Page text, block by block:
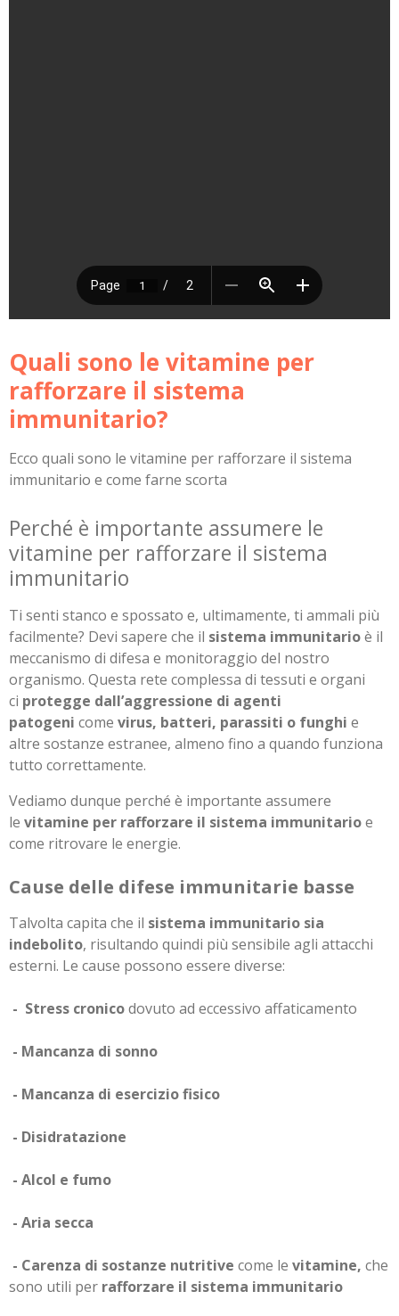
Quali sono le vitamine per
rafforzare il sistema
immunitario?
Ecco quali sono le vitamine per rafforzare il sistema
immunitario e come farne scorta
Perché è importante assumere le
vitamine per rafforzare il sistema
immunitario
Ti senti stanco e spossato e, ultimamente, ti ammali più
facilmente? Devi sapere che il sistema immunitarioè il
meccanismo di difesa e monitoraggio del nostro
organismo. Questa rete complessa di tessuti e organi
ci protegge dall’aggressione di agenti
patogeni come virus, batteri, parassiti o funghi e
altre sostanze estranee, almeno fino a quando funziona
tutto correttamente.
Vediamo dunque perché è importante assumere
le vitamine per rafforzare il sistema immunitarioe
come ritrovare le energie.
Cause delle difese immunitarie basse
Talvolta capita che il sistema immunitario sia
indebolito, risultando quindi più sensibile agli attacchi
esterni. Le cause possono essere diverse:
- Stress cronicodovuto ad eccessivo affaticamento
- Mancanza di sonno
- Mancanza di esercizio fisico
- Disidratazione
- Alcol e fumo
- Aria secca
- Carenza di sostanze nutritive come le vitamine, che
sono utili per rafforzare il sistema immunitario